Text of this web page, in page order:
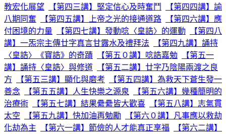
教宏化展望
【第四三講】堅定信心及時奮鬥
【第四四講】諭
八期同奮
【第四五講】上帝之光的接通道路
【第四六講】應
付困境的力量
【第四七講】發動唸〈皇誥〉的運動
【第四八
講】一炁宗主傳廿字真言甘露水及禮拜法
【第四九講】誦持
〈皇誥〉《寶誥》的奇蹟
【第五０講】唸誥嘉勉
【第五一
講】誦持〈皇誥〉與修道
【第五二講】廿字乃陰陽兩渡之良
方
【第五三講】顯化與磨考
【第五四講】為救天下蒼生發一
善念
【第五五講】人生快樂之源泉
【第五六講】幾種簡明的
治療術
【第五七講】結果纍纍皆大歡喜
【第五八講】志氣貫
太空
【第五九講】快加油再勉勵
【第六０講】凡事應以救劫
化劫為主
【第六一講】節儉的人才能真正享福
【第六二講】